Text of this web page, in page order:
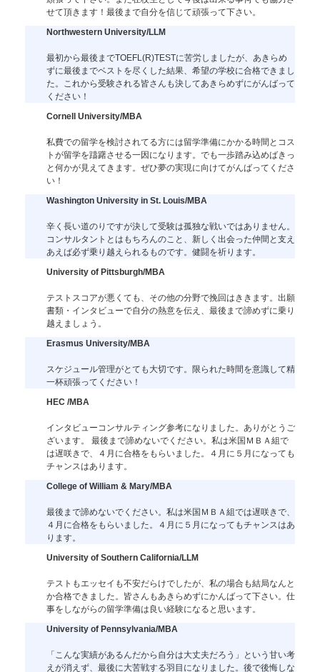
せて頂きます！最後まで自分を信じて頑張って下さい。
Northwestern University/LLM
最初から最後までTOEFL(R)TESTに苦労しましたが、あきらめ
ずに最後までベストを尽くした結果、希望の学校に合格できまし
た。これから受験される皆さんも決してあきらめずにがんばって
ください！
Cornell University/MBA
私費での留学を検討されてる方には留学準備にかかる時間とコス
トが留学を躊躇させる一因になります。でも一歩踏み込めばきっ
と何かが見えてきます。ぜひ夢の実現に向けてがんばってくださ
い！
Washington University in St. Louis/MBA
辛く長い道のりですが決して受験は孤独な戦いではありません。
コンサルタントとはもちろんのこと、新しく出会った仲間と支え
あえば必ず乗り越えられるものです。健闘を祈ります。
University of Pittsburgh/MBA
テストスコアが悪くても、その他の分野で挽回はききます。出願
書類・インタビューで自分の熱意を伝え、最後まで諦めずに乗り
越えましょう。
Erasmus University/MBA
スケジュール管理がとても大切です。限られた時間を意識して精
一杯頑張ってください！
HEC /MBA
インタビューコンサルティング参考になりました。ありがとうご
ざいます。 最後まで諦めないでください。私は米国ＭＢＡ組で
は遅咲きで、４月に合格をもらいました。４月に５月になっても
チャンスはあります。
College of William & Mary/MBA
最後まで諦めないでください。私は米国ＭＢＡ組では遅咲きで、
４月に合格をもらいました。４月に５月になってもチャンスはあ
ります。
University of Southern California/LLM
テストもエッセイも不安だらけでしたが、私の場合も結局なんと
か合格できました。皆さんもあきらめずにかんばって下さい。仕
事をしながらの留学準備は良い経験になると思います。
University of Pennsylvania/MBA
「こんな実績があるんだから自分は大丈夫だろう」という甘い考
えが消えず、最後に大苦戦する羽目になりました。後で後悔しな